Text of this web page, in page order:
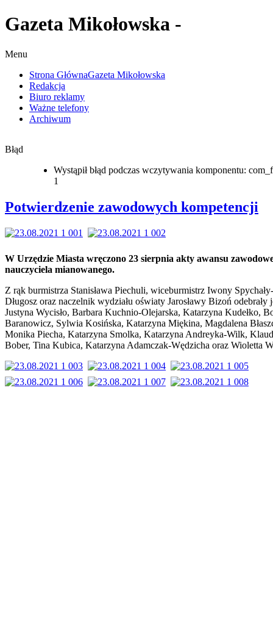
Gazeta Mikołowska -
Menu
Strona GłównaGazeta Mikołowska
Redakcja
Biuro reklamy
Ważne telefony
Archiwum
Błąd
Wystąpił błąd podczas wczytywania komponentu:
1
Potwierdzenie zawodowych kompetencji
W Urzędzie Miasta wręczono 23 sierpnia akty awansu
nauczyciela mianowanego.
Z rąk burmistrza Stanisława Piechuli, wiceburmistrz Iwony Spychały-
Długosz oraz naczelnik wydziału oświaty Jarosławy Bizoń odebrały
Justyna Wycisło, Barbara Kuchnio-Olejarska, Katarzyna Kudełko,
Baranowicz, Sylwia Kosińska, Katarzyna Miękina, Magdalena
Monika Piecha, Katarzyna Smolka, Katarzyna Andreyka-Wilk,
Bober, Tina Kubica, Katarzyna Adamczak-Wędzicha oraz Wioletta